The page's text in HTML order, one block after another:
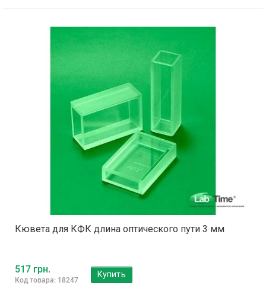
Кювета для КФК длина оптического пути 3 мм
517 грн.
Код товара: 18247
Купить